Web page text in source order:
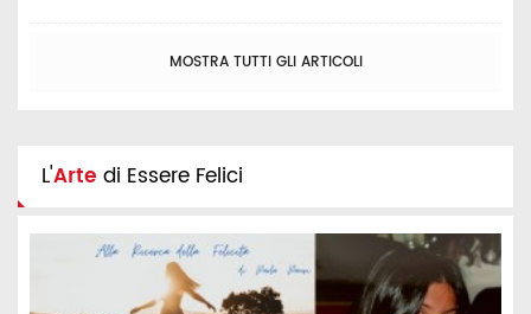
MOSTRA TUTTI GLI ARTICOLI
L'Arte di Essere Felici